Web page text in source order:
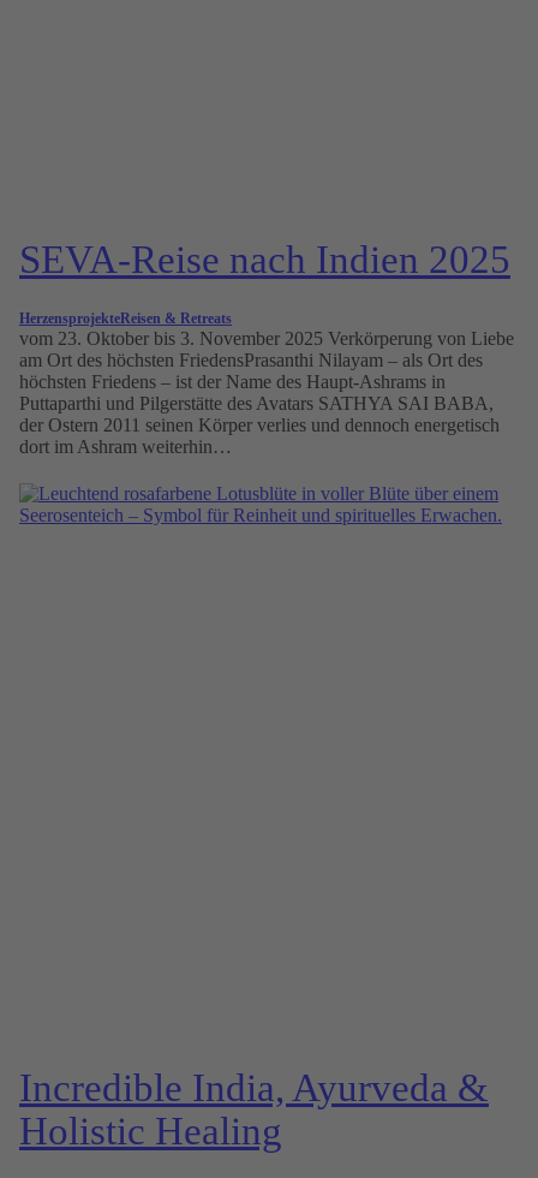
SEVA-Reise nach Indien 2025
HerzensprojekteReisen & Retreats
vom 23. Oktober bis 3. November 2025 Verkörperung von Liebe
am Ort des höchsten FriedensPrasanthi Nilayam – als Ort des
höchsten Friedens – ist der Name des Haupt-Ashrams in
Puttaparthi und Pilgerstätte des Avatars SATHYA SAI BABA,
der Ostern 2011 seinen Körper verlies und dennoch energetisch
dort im Ashram weiterhin…
Incredible India, Ayurveda &
Holistic Healing